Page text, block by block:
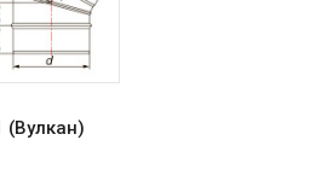
(Вулкан)